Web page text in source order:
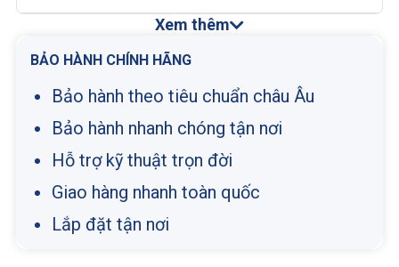
Xem thêm
BẢO HÀNH CHÍNH HÃNG
Bảo hành theo tiêu chuẩn châu Âu
Bảo hành nhanh chóng tận nơi
Hỗ trợ kỹ thuật trọn đời
Giao hàng nhanh toàn quốc
Lắp đặt tận nơi